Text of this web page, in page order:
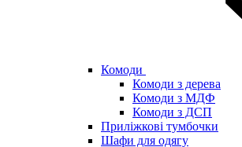
Комоди
Комоди з дерева
Комоди з МДФ
Комоди з ДСП
Приліжкові тумбочки
Шафи для одягу